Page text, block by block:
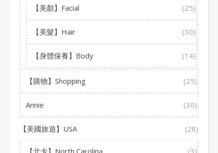
【美顏】Facial (25)
【美髮】Hair (30)
【身體保養】Body (14)
【購物】Shopping (25)
Annie (30)
【美國旅遊】USA (28)